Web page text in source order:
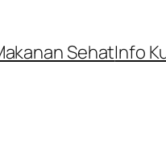
SehatInfo